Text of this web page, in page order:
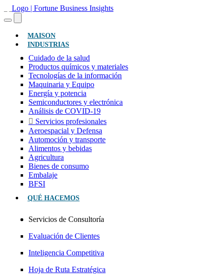
MAISON(ACTUAL)
INDUSTRIAS
Cuidado de la salud
Productos químicos y materiales
Tecnologías de la información
Maquinaria y Equipo
Energía y potencia
Semiconductores y electrónica
Análisis de COVID-19
Servicios profesionales
Aeroespacial y Defensa
Automoción y transporte
Alimentos y bebidas
Agricultura
Bienes de consumo
Embalaje
BFSI
QUÉ HACEMOS
Servicios de Consultoría
Evaluación de Clientes
Inteligencia Competitiva
Hoja de Ruta Estratégica